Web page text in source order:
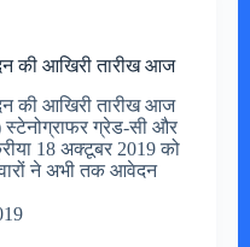
की आखिरी तारीख आज
की आखिरी तारीख आज
ग्रेड-सी और
18 अक्टूबर 2019 को
ने अभी तक आवेदन